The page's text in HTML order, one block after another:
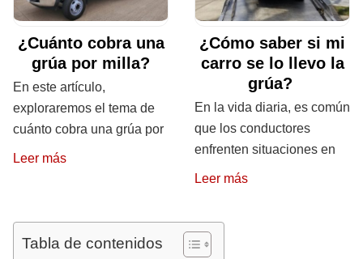
¿Cuánto cobra una
grúa por milla?
En este artículo,
exploraremos el tema de
cuánto cobra una grúa por
Leer más
¿Cómo saber si mi
carro se lo llevo la
grúa?
En la vida diaria, es común
que los conductores
enfrenten situaciones en
Leer más
Tabla de contenidos